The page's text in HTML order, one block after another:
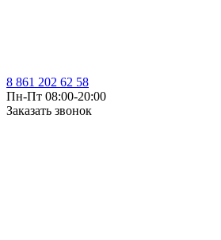
8 861 202 62 58
Пн-Пт 08:00-20:00
Заказать звонок